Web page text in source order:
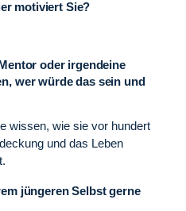
motiviert Sie?
oder irgendeine
wer würde das sein und
wissen, wie sie vor hundert
und das Leben
jüngeren Selbst gerne